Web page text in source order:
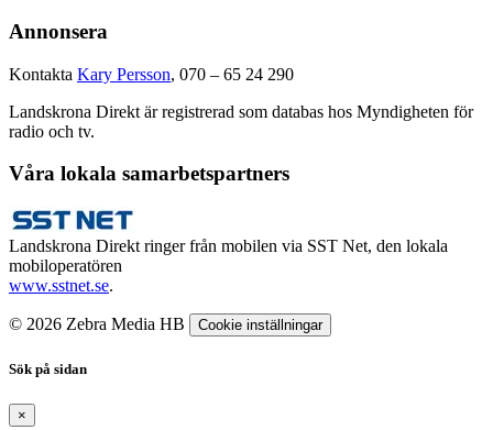
Annonsera
Kontakta Kary Persson, 070 – 65 24 290
Landskrona Direkt är registrerad som databas hos Myndigheten för
radio och tv.
Våra lokala samarbetspartners
Landskrona Direkt ringer från mobilen via SST Net, den lokala
mobiloperatören
www.sstnet.se.
© 2026 Zebra Media HB Cookie inställningar
Sök på sidan
×